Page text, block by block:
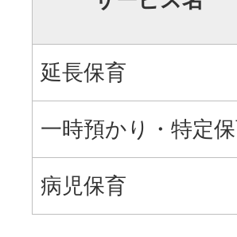
延長保育
一時預かり・特定
病児保育